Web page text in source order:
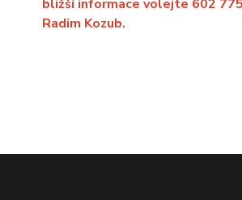
bližší informace volejte 602
Radim Kozub.